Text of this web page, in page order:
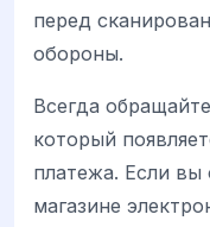
перед
обороны.
Всегда
который
платежа. Если вы
магазине